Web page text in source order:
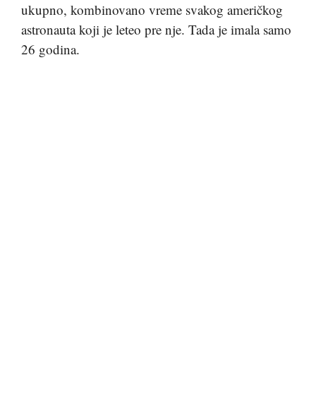
ukupno, kombinovano vreme svakog američkog
astronauta koji je leteo pre nje. Tada je imala samo
26 godina.